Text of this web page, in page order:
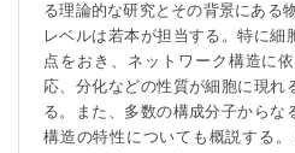
る理論的な研究とその背景にある物
レベルは若本が担当する。特に
点をおき、ネットワーク構造に
応、分化などの性質が細胞に現れ
る。また、多数の構成分子からな
構造の特性についても概説する。 細胞レベルは岡田が担当す